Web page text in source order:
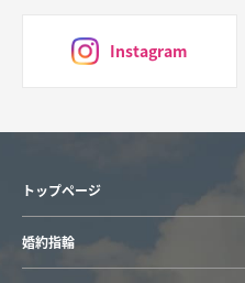
Instagram
トップページ
婚約指輪